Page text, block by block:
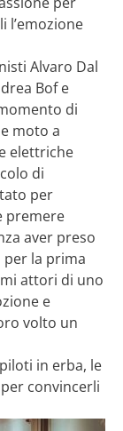
l’emozione
Alvaro Dal
Bof e
di
moto a
elettriche
di
per
premere
aver preso
per la prima
attori di uno
e
volto un
in erba, le
convincerli